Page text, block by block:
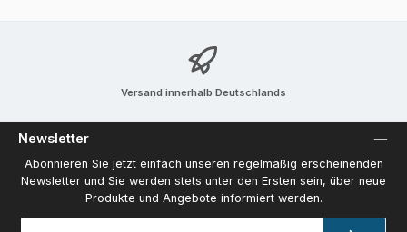
Versand innerhalb Deutschlands
Newsletter
Abonnieren Sie jetzt einfach unseren regelmäßig erscheinenden
Newsletter und Sie werden stets unter den Ersten sein, über neue
Produkte und Angebote informiert werden.